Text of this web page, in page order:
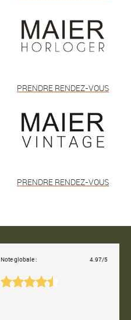
PRENDRE RENDEZ-VOUS
PRENDRE RENDEZ-VOUS
Note globale : 4.97/5